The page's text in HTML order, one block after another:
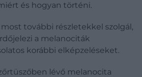
és hogyan történi.
további részletekkel szolgál,
a melanociták
korábbi elképzeléseket.
lévő melanocita